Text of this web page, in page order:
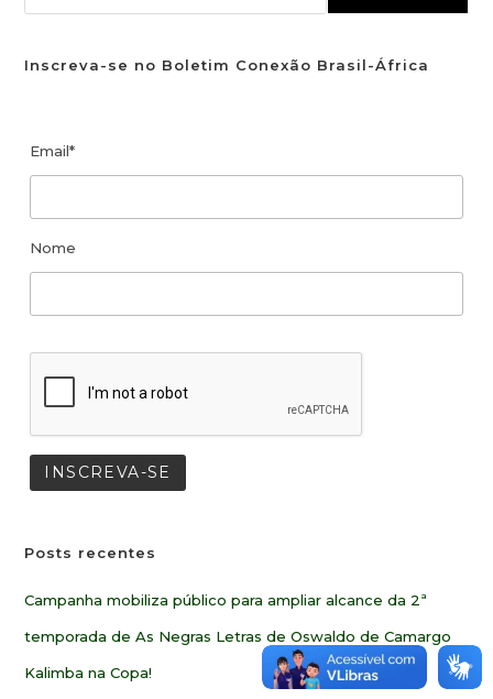
Inscreva-se no Boletim Conexão Brasil-África
Email*
Nome
Posts recentes
Campanha mobiliza público para ampliar alcance da 2ª
temporada de As Negras Letras de Oswaldo de Camargo
Kalimba na Copa!